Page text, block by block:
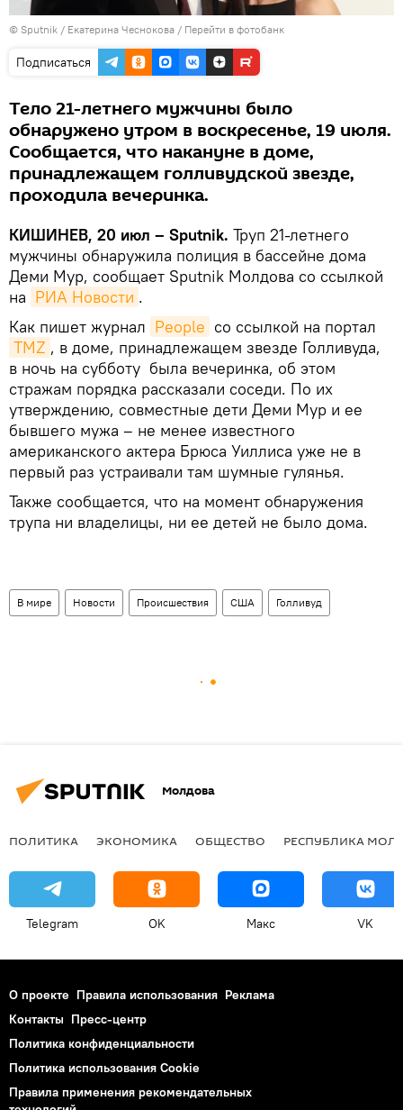
© Sputnik / Екатерина Чеснокова / Перейти в фотобанк
Подписаться
Тело 21-летнего мужчины было
обнаружено утром в воскресенье, 19 июля.
Сообщается, что накануне в доме,
принадлежащем голливудской звезде,
проходила вечеринка.
КИШИНЕВ, 20 июл – Sputnik. Труп 21-летнего
мужчины обнаружила полиция в бассейне дома
Деми Мур, сообщает Sputnik Молдова со ссылкой
на РИА Новости .
Как пишет журнал People со ссылкой на портал
TMZ , в доме, принадлежащем звезде Голливуда,
в ночь на субботу была вечеринка, об этом
стражам порядка рассказали соседи. По их
утверждению, совместные дети Деми Мур и ее
бывшего мужа – не менее известного
американского актера Брюса Уиллиса уже не в
первый раз устраивали там шумные гулянья.
Также сообщается, что на момент обнаружения
трупа ни владелицы, ни ее детей не было дома.
В мире Новости Происшествия США Голливуд
Молдова
ПОЛИТИКА ЭКОНОМИКА ОБЩЕСТВО РЕСПУБЛИКА
Telegram OK Макс VK
О проекте Правила использования Реклама
Контакты Пресс-центр
Политика конфиденциальности
Политика использования Cookie
Правила применения рекомендательных